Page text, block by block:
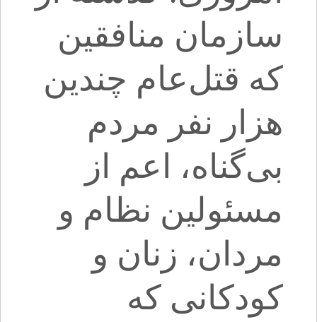
سازمان منافقین
که قتل‌عام چندین
هزار نفر مردم
بی‌گناه، اعم از
مسئولین نظام و
مردان، زنان و
کودکانی که